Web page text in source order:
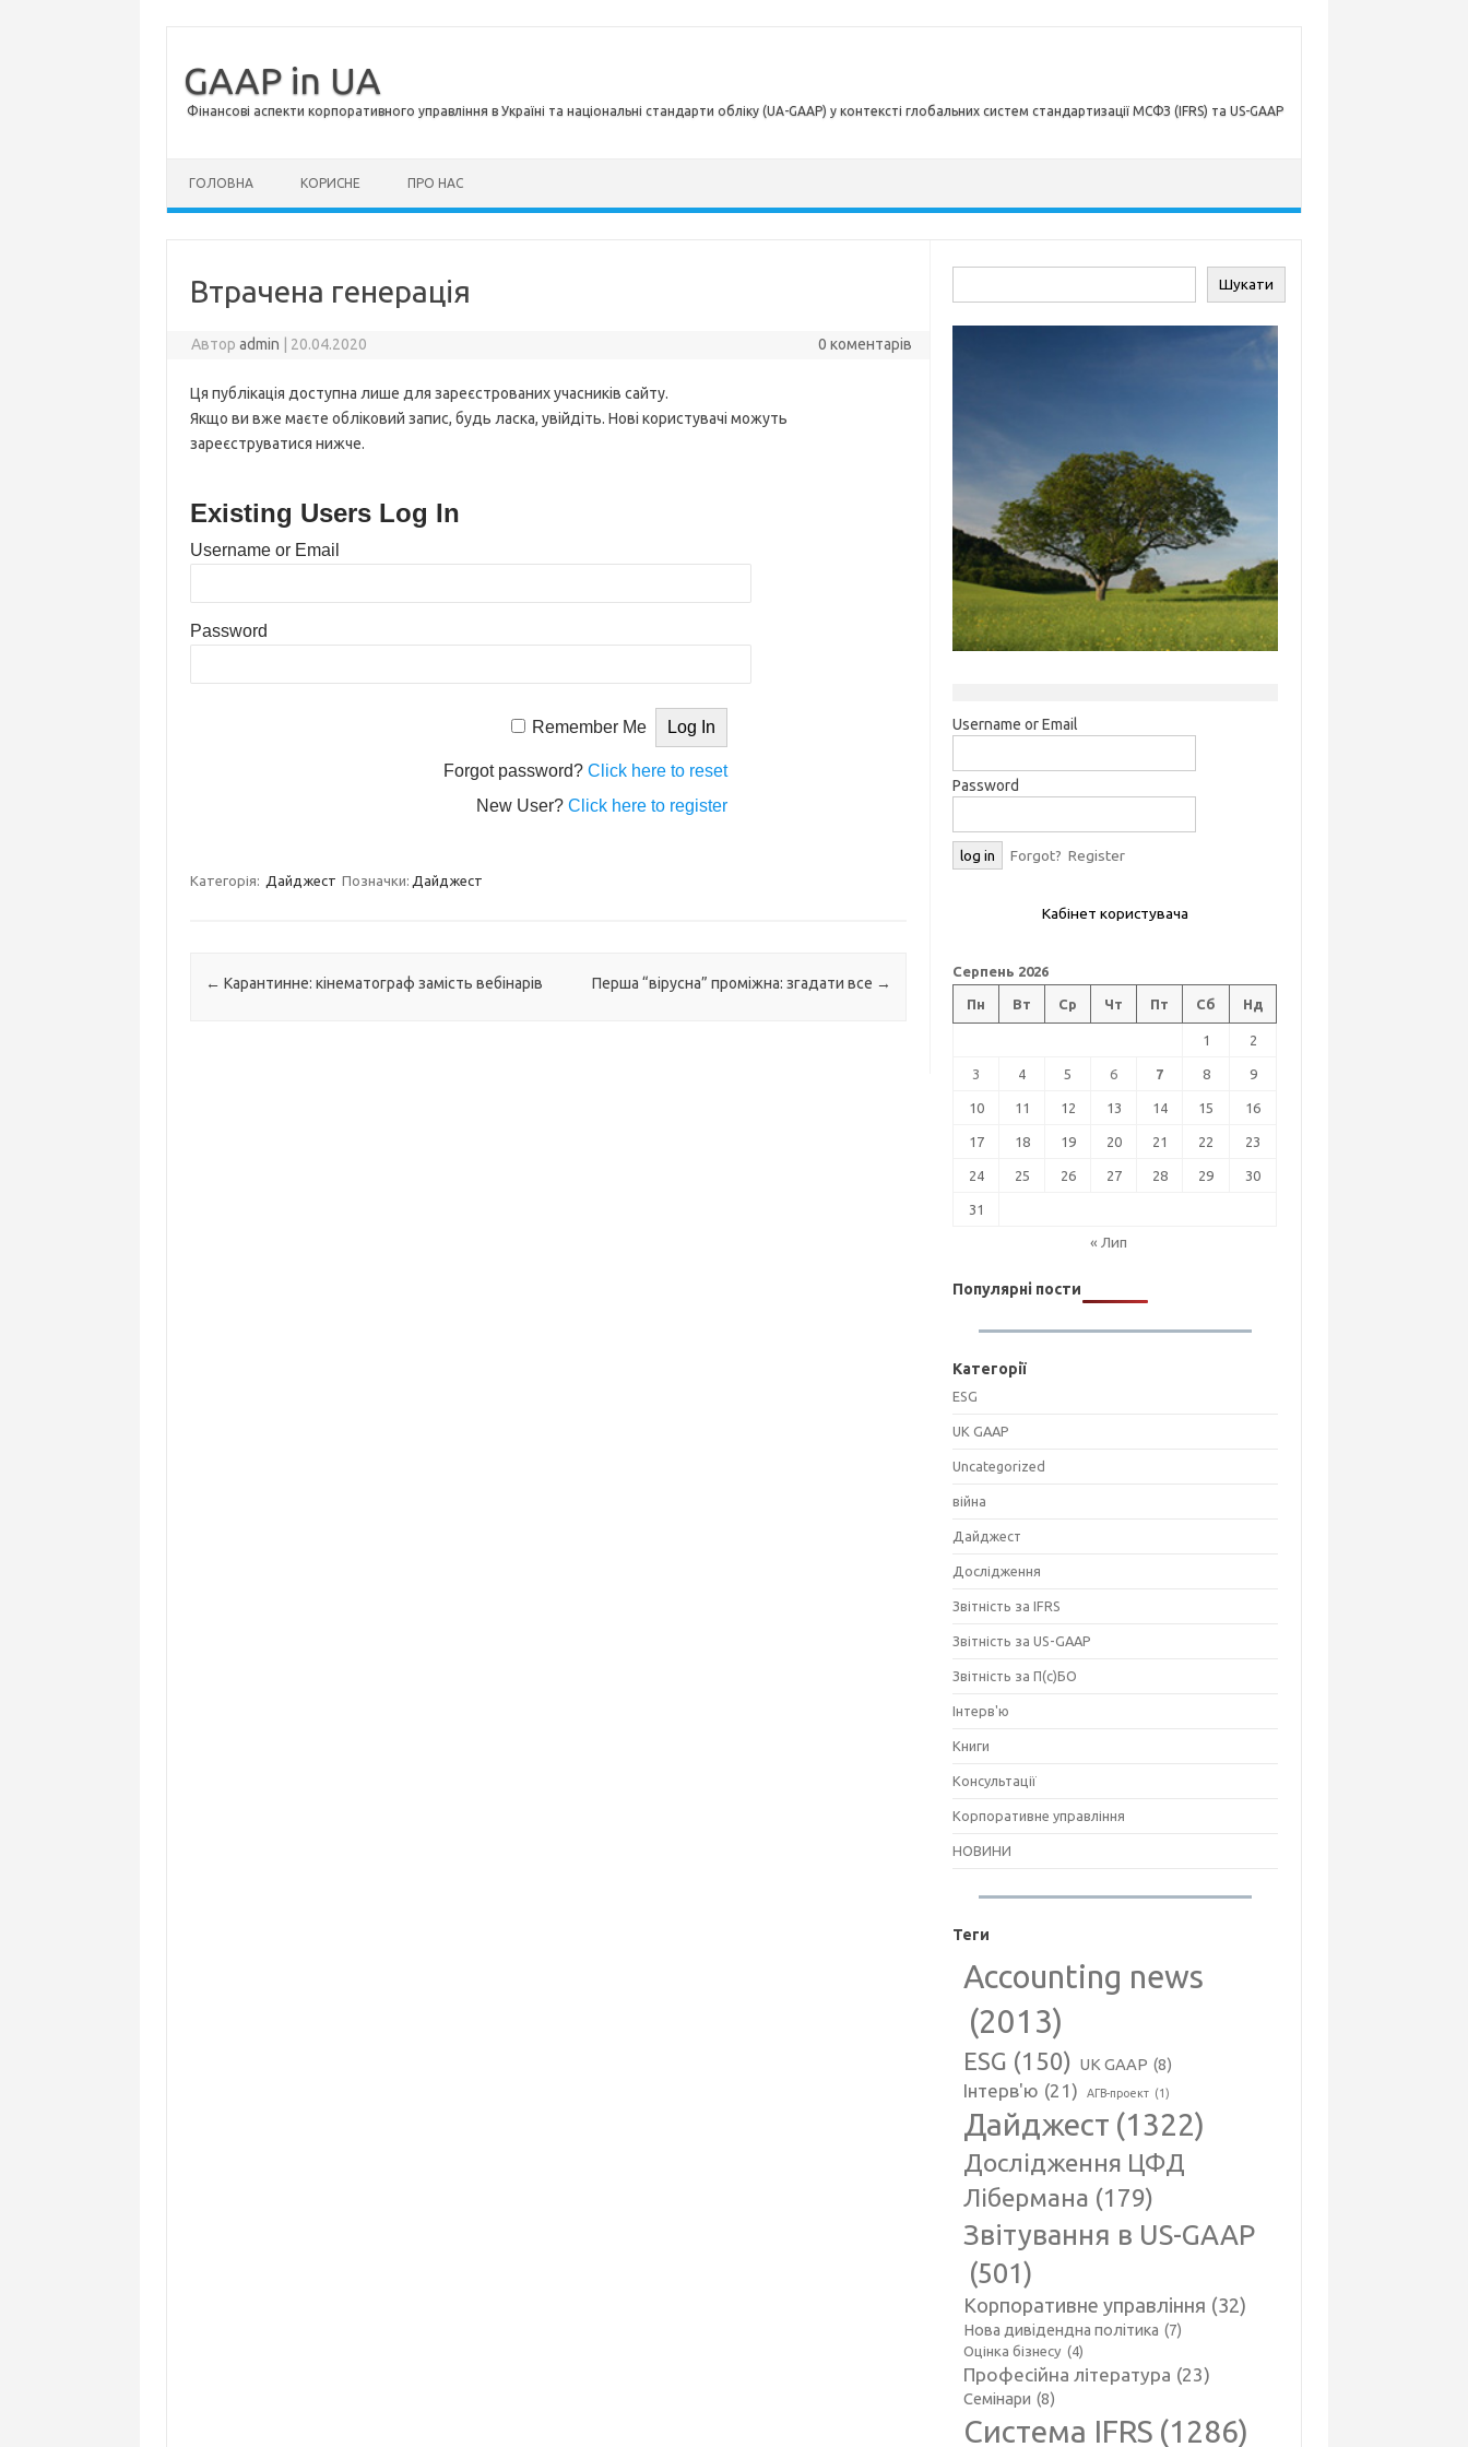
GAAP in UA
Фінансові аспекти корпоративного управління в Україні та національні стандарти обліку (UA-GAAP) у контексті глобальних систем стандартизації МСФЗ (IFRS) та US-GAAP
ГОЛОВНА КОРИСНЕ ПРО НАС
Втрачена генерація
Авторadmin 20.04.2020 0 коментарів
Ця публікація доступна лише для зареєстрованих учасників сайту.
Якщо ви вже маєте обліковий запис, будь ласка, увійдіть. Нові користувачі можуть
зареєструватися нижче.
Existing Users Log In
Username or Email
Password
Remember Me
Forgot password? Click here to reset
New User? Click here to register
Категорія: Дайджест Позначки: Дайджест
Навігація по запису
← Карантинне: кінематограф замість вебінарів Перша “вірусна” проміжна: згадати все →
Шукати
Username or Email
Password
Forgot? Register
Кабінет користувача
Серпень 2026
Пн Вт Ср Чт Пт Сб Нд
1 2
3 4 5 6 7 8 9
10 11 12 13 14 15 16
17 18 19 20 21 22 23
24 25 26 27 28 29 30
31
« Лип
Популярні пости
Категорії
ESG
UK GAAP
Uncategorized
війна
Дайджест
Дослідження
Звітність за IFRS
Звітність за US-GAAP
Звітність за П(с)БО
Інтерв'ю
Книги
Консультації
Корпоративне управління
НОВИНИ
Теги
Accounting news
(2013)
ESG (150) UK GAAP (8)
Інтерв'ю (21) АГВ-проект (1)
Дайджест (1322)
Дослідження ЦФД
Лібермана (179)
Звітування в US-GAAP
(501)
Корпоративне управління (32)
Нова дивідендна політика (7)
Оцінка бізнесу (4)
Професійна література (23)
Семінари (8)
Система IFRS (1286)